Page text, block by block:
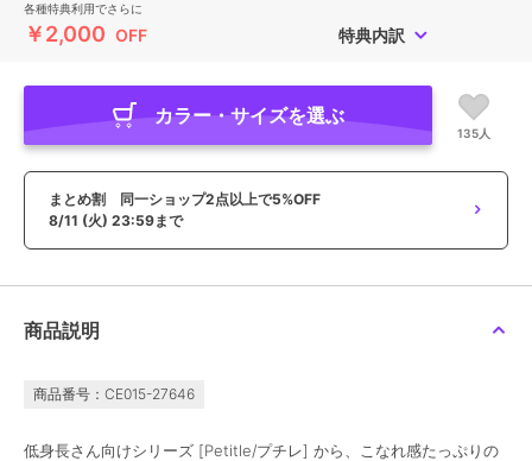
各種特典利用でさらに
￥2,000 OFF 特典内訳
カラー・サイズを選ぶ
135人
まとめ割 同一ショップ2点以上で5%OFF
8/11 (火) 23:59まで
商品説明
商品番号：CE015-27646
低身長さん向けシリーズ [Petitle/プチレ] から、こなれ感たっぷりの